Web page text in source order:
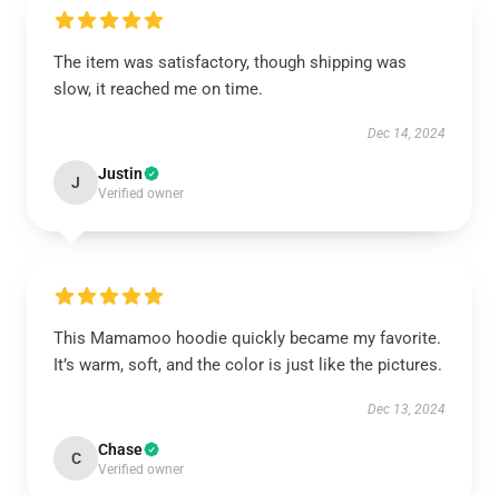
The item was satisfactory, though shipping was
slow, it reached me on time.
Dec 14, 2024
J Justin
Verified owner
This Mamamoo hoodie quickly became my favorite.
It’s warm, soft, and the color is just like the pictures.
Dec 13, 2024
C Chase
Verified owner